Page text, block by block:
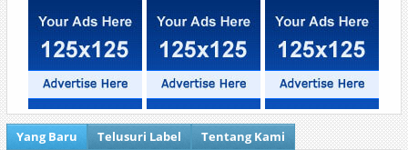
Yang Baru Telusuri Label Tentang Kami